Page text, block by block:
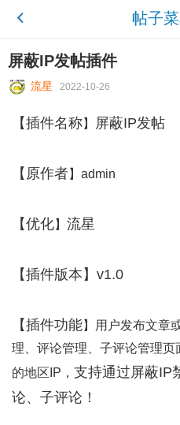
帖子
屏蔽IP发帖插件
流星 2022-10-26
【插件名称】 屏蔽IP发帖
【 原作者】admin
【优化】 流星
【插件版本】v1.0
【插件功能】用户发布文章
理、评论管理、子评论管理
的地区IP， 支持通过屏蔽IP
论、子评论！